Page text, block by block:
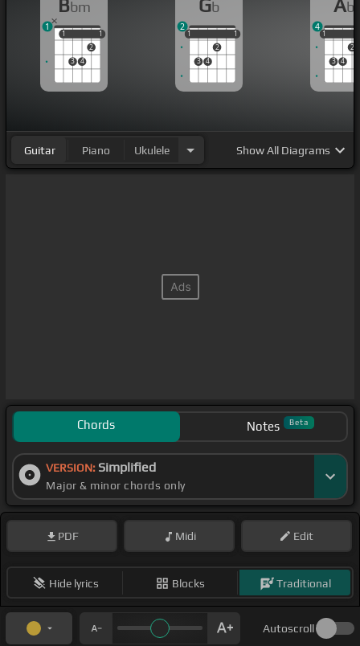
Bbm
1
3 4
2
1
1 1
1
Gb
1
3 4
2
1
1 1
2
Ab
1
3 4
2
1
4
Guitar Piano Ukulele ShowAll Diagrams
Chords Notes Beta
VERSION: Simplified
Major & minor chords only
PDF Midi Edit
Hide lyrics Blocks Traditional
Autoscroll